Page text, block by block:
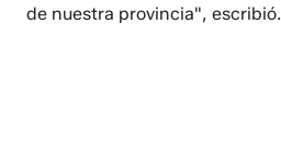
de nuestra provincia", escribió.